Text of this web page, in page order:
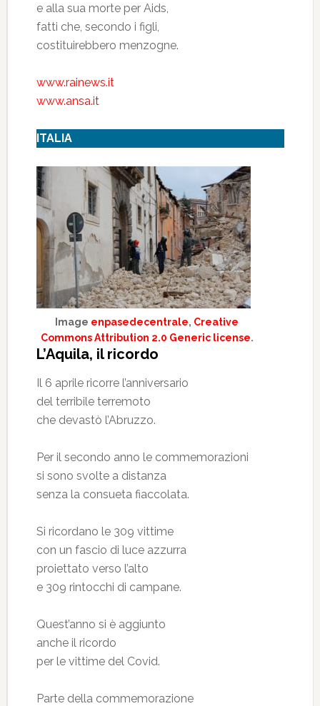
e alla sua morte per Aids,
fatti che, secondo i figli,
costituirebbero menzogne.
www.rainews.it
www.ansa.it
ITALIA
Image enpasedecentrale, Creative
Commons Attribution 2.0 Generic license.
L’Aquila, il ricordo
Il 6 aprile ricorre l’anniversario
del terribile terremoto
che devastò l’Abruzzo.
Per il secondo anno le commemorazioni
si sono svolte a distanza
senza la consueta fiaccolata.
Si ricordano le 309 vittime
con un fascio di luce azzurra
proiettato verso l’alto
e 309 rintocchi di campane.
Quest’anno si è aggiunto
anche il ricordo
per le vittime del Covid.
Parte della commemorazione